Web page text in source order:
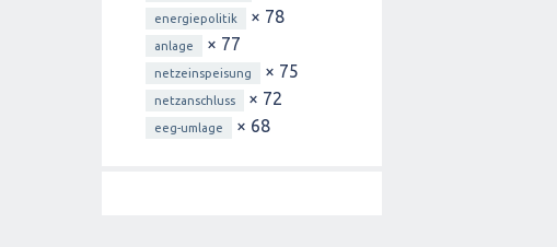
energiepolitik × 78
anlage × 77
netzeinspeisung × 75
netzanschluss × 72
eeg-umlage × 68